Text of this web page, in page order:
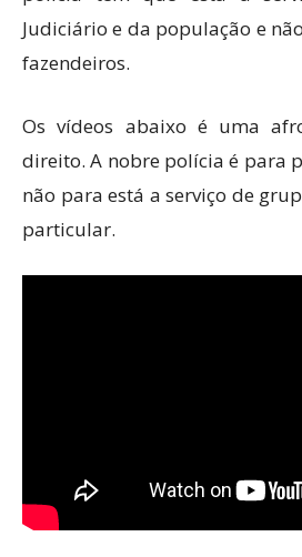
Judiciário e da população e
fazendeiros.
Os vídeos abaixo é uma
direito. A nobre polícia é para
não para está a serviço de
particular.